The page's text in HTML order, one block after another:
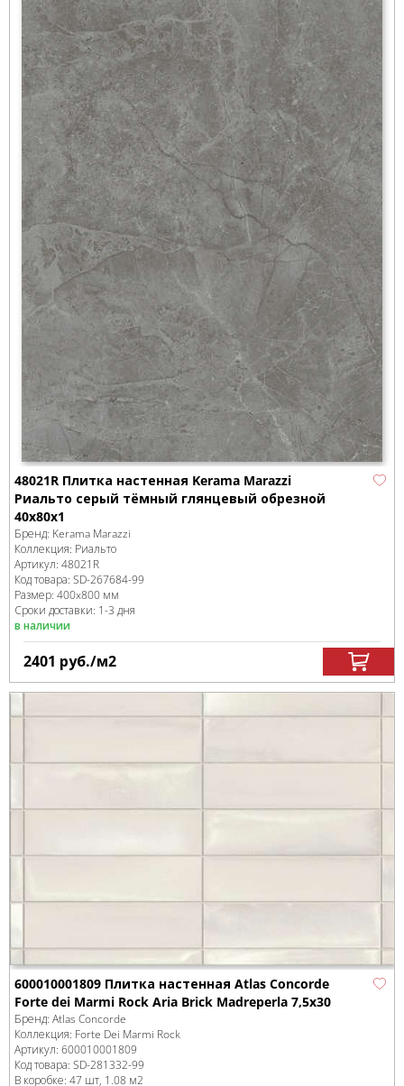
48021R Плитка настенная Kerama Marazzi
Риальто серый тёмный глянцевый обрезной
40x80x1
Бренд: Kerama Marazzi
Коллекция: Риальто
Артикул: 48021R
Код товара: SD-267684-99
Размер: 400x800 мм
Сроки доставки: 1-3 дня
в наличии
2401 руб./м2
600010001809 Плитка настенная Atlas Concorde
Forte dei Marmi Rock Aria Brick Madreperla 7,5x30
Бренд: Atlas Concorde
Коллекция: Forte Dei Marmi Rock
Артикул: 600010001809
Код товара: SD-281332-99
В коробке: 47 шт, 1.08 м2